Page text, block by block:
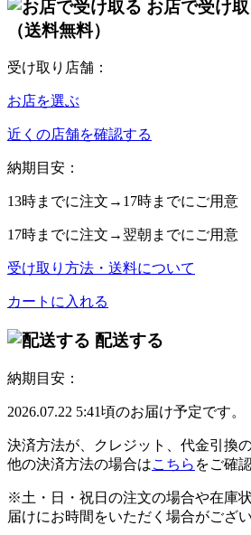
お店で受け
（送料無料）
受け取り店舗：
お店を選ぶ
近くの店舗を確認する
納期目安：
13時までに注文→ 17時までにご用意
17時までに注文→ 翌朝 までにご用意
受け取り方法・送料について
カートに入れる
配送する
納期目安：
2026.07.22 5:41頃のお届け予定です。
決済方法が、クレジット、代金引換
他の決済方法の場合はこちら をご確
※土・日・祝日の注文の場合や在庫
届けにお時間をいただく場合がござい